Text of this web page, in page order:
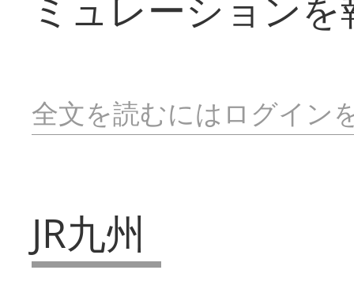
全文を読むにはログイン
JR九州